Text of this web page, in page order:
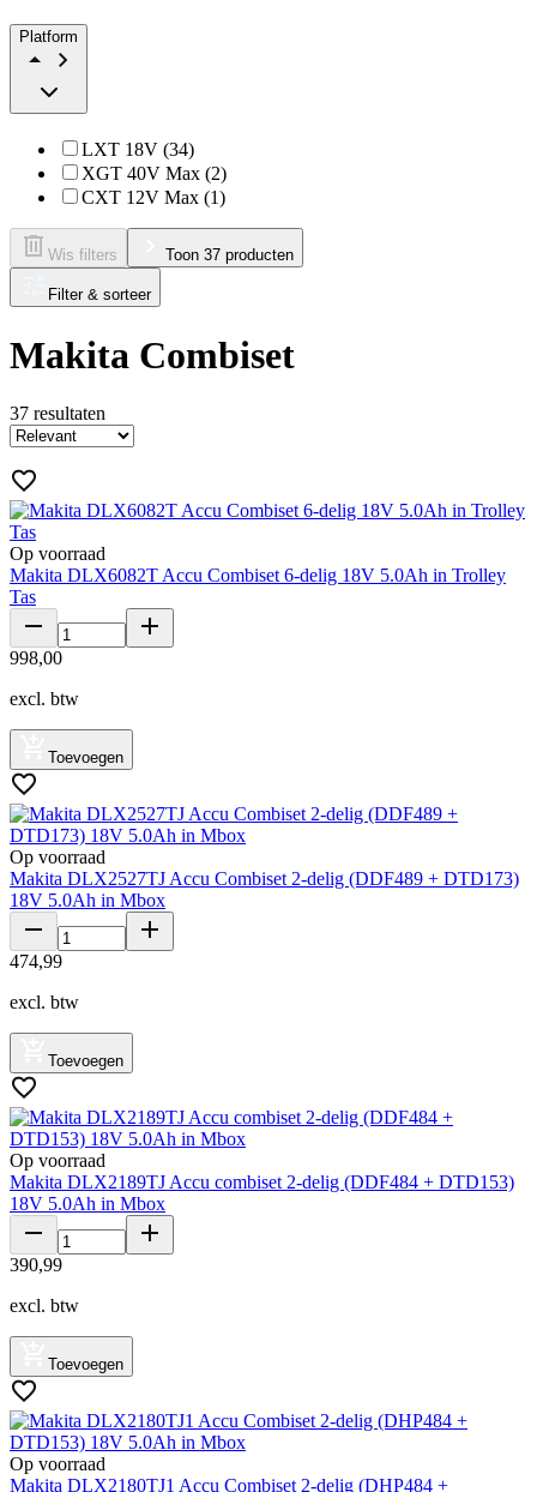
Platform
LXT 18V (34)
XGT 40V Max (2)
CXT 12V Max (1)
Wis filters Toon 37 producten
Filter & sorteer
Makita Combiset
37 resultaten
Op voorraad
Makita DLX6082T Accu Combiset 6-delig 18V 5.0Ah in Trolley
Tas
998,00
excl. btw
Toevoegen
Op voorraad
Makita DLX2527TJ Accu Combiset 2-delig (DDF489 + DTD173)
18V 5.0Ah in Mbox
474,99
excl. btw
Toevoegen
Op voorraad
Makita DLX2189TJ Accu combiset 2-delig (DDF484 + DTD153)
18V 5.0Ah in Mbox
390,99
excl. btw
Toevoegen
Op voorraad
Makita DLX2180TJ1 Accu Combiset 2-delig (DHP484 +